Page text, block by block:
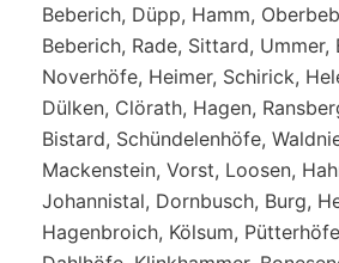
Beberich, Düpp, Hamm,
Beberich, Rade, Sittard,
Noverhöfe, Heimer, Schirick,
Dülken, Clörath, Hagen,
Bistard, Schündelenhöfe,
Mackenstein, Vorst, Loosen,
Johannistal, Dornbusch, Burg,
Hagenbroich, Kölsum,